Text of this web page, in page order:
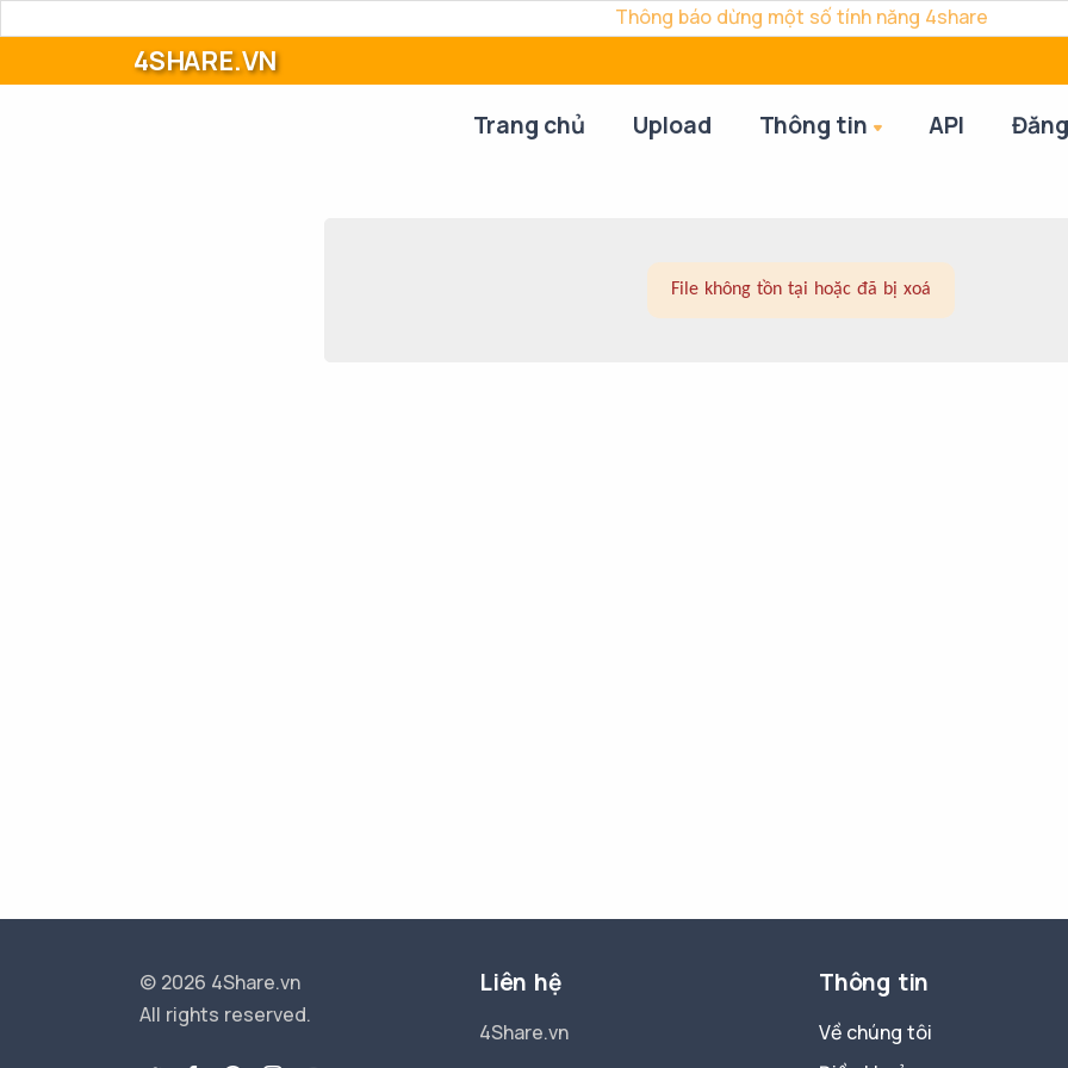
Thông báo dừng một số tính năng 4share
4SHARE.VN
Trang chủ Upload Thông tin API
File không tồn tại hoặc đã bị xoá
© 2026 4Share.vn
All rights reserved.
Liên hệ
4Share.vn
Thông tin
Về chúng tôi